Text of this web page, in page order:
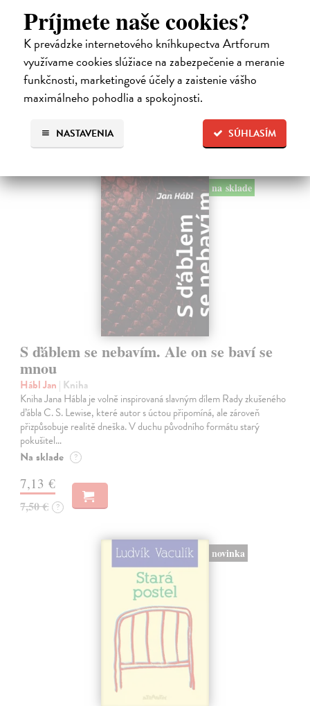
Príjmete naše cookies?
K prevádzke internetového kníhkupectva Artforum
využívame cookies slúžiace na zabezpečenie a meranie
funkčnosti, marketingové účely a zaistenie vášho
maximálneho pohodlia a spokojnosti.
SÚHLASÍM
NASTAVENIA
Kundera Milan
| Kniha
Pomalost, chronologicky první ze čtyř románů Milana Kundery
napsaných francouzsky, vychází v českém překladu Anny
Kareninové. Vydávání Kunderových románů v českém jazyce se
uzavírá.
Na sklade ?
15,50 € ?
na sklade
S ďáblem se nebavím. Ale on se baví se
mnou
Hábl Jan | Kniha
Kniha Jana Hábla je volně inspirovaná slavným dílem Rady zkušeného
ďábla C. S. Lewise, které autor s úctou připomíná, ale zároveň
přizpůsobuje realitě dneška. V duchu původního formátu starý
pokušitel…
Na sklade ?
7,13 €
7,50 € ?
novinka